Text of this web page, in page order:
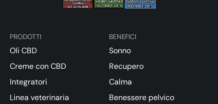
PRODOTTI
Oli CBD
Creme con CBD
Integratori
Linea veterinaria
BENEFICI
Sonno
Recupero
Calma
Benessere pelvico